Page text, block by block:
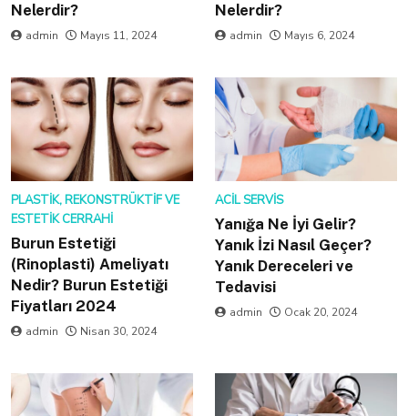
Nelerdir?
admin Mayıs 11, 2024
Nelerdir?
admin Mayıs 6, 2024
PLASTIK, REKONSTRÜKTIF VE
ESTETIK CERRAHI
Burun Estetiği
(Rinoplasti) Ameliyatı
Nedir? Burun Estetiği
Fiyatları 2024
admin Nisan 30, 2024
ACIL SERVIS
Yanığa Ne İyi Gelir?
Yanık İzi Nasıl Geçer?
Yanık Dereceleri ve
Tedavisi
admin Ocak 20, 2024